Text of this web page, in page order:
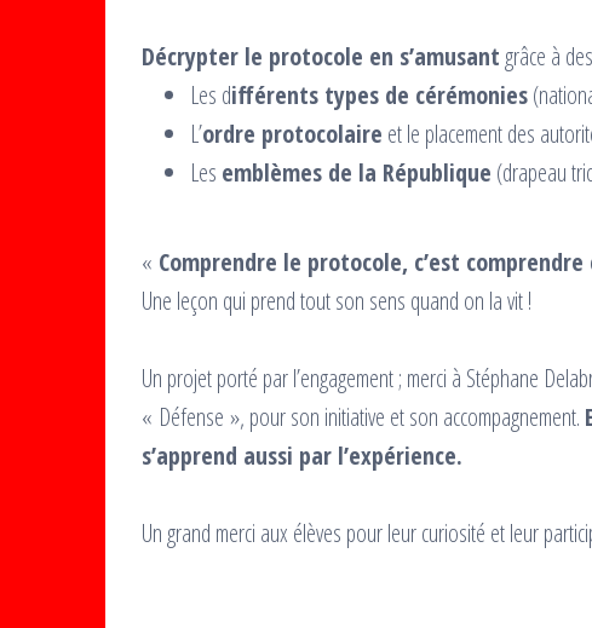
Décrypter le protocole en s’amusant grâce à
Les différents types de cérémonies
L’ordre protocolaire et le placement des
Les emblèmes de la République (drapeau
« Comprendre le protocole, c’est
Une leçon qui prend tout son sens quand on la vit !
Un projet porté par l’engagement ; merci à Stéphane
« Défense », pour son initiative et son accompagnement.
s’apprend aussi par l’expérience.
Un grand merci aux élèves pour leur curiosité et leur